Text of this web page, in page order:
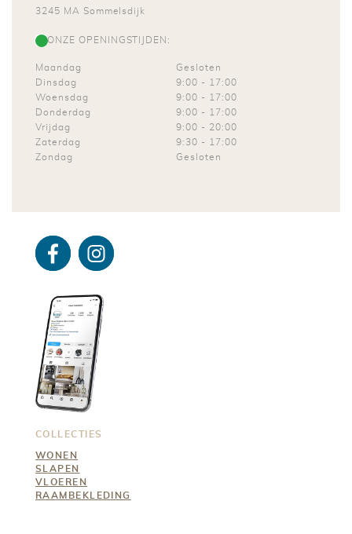
3245 MA Sommelsdijk
ONZE OPENINGSTIJDEN:
Maandag
Gesloten
Dinsdag
9:00 -
17:00
Woensdag
9:00 -
17:00
Donderdag
9:00 -
17:00
Vrijdag
9:00 - 20:00
Zaterdag
9:30 -
17:00
Zondag
Gesloten
COLLECTIES
WONEN
SLAPEN
VLOEREN
RAAMBEKLEDING
Facebo
ok
Instagra
m